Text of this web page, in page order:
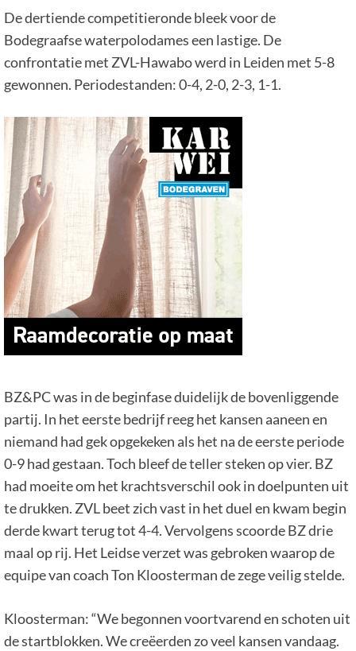
De dertiende competitieronde bleek voor de
Bodegraafse waterpolodames een lastige. De
confrontatie met ZVL-Hawabo werd in Leiden met 5-8
gewonnen. Periodestanden: 0-4, 2-0, 2-3, 1-1.
BZ&PC was in de beginfase duidelijk de bovenliggende
partij. In het eerste bedrijf reeg het kansen aaneen en
niemand had gek opgekeken als het na de eerste periode
0-9 had gestaan. Toch bleef de teller steken op vier. BZ
had moeite om het krachtsverschil ook in doelpunten uit
te drukken. ZVL beet zich vast in het duel en kwam begin
derde kwart terug tot 4-4. Vervolgens scoorde BZ drie
maal op rij. Het Leidse verzet was gebroken waarop de
equipe van coach Ton Kloosterman de zege veilig stelde.
Kloosterman: “We begonnen voortvarend en schoten uit
de startblokken. We creëerden zo veel kansen vandaag.